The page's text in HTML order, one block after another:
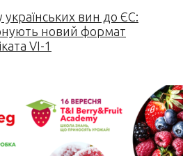
вин до ЄС:
новий формат
VI-1